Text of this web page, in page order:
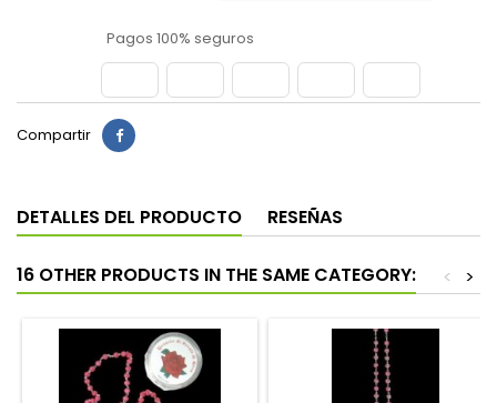
Pagos 100% seguros
Compartir
DETALLES DEL PRODUCTO RESEÑAS
16 OTHER PRODUCTS IN THE SAME CATEGORY: >
<